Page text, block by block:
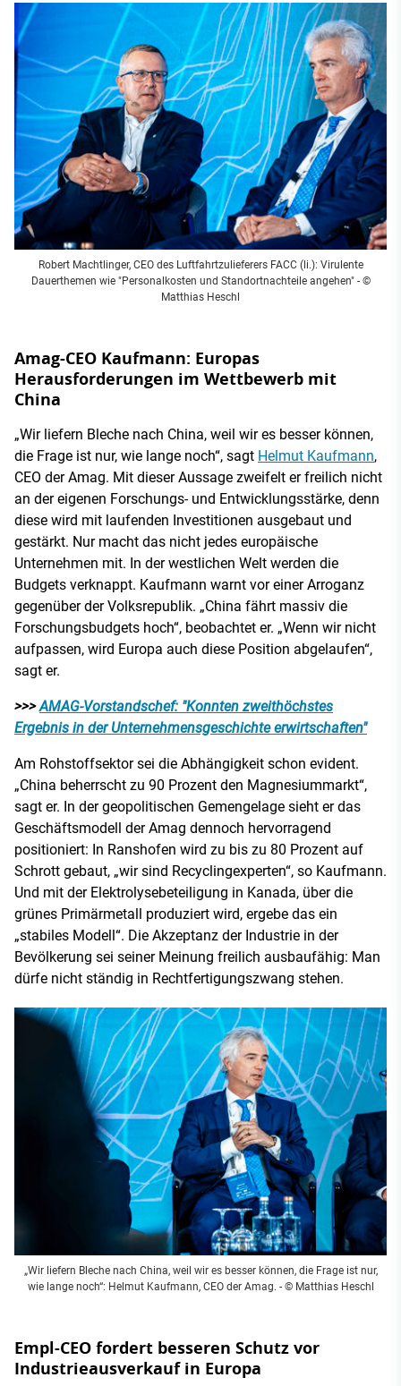
Robert Machtlinger, CEO des Luftfahrtzulieferers FACC (li.): Virulente
Dauerthemen wie "Personalkosten und Standortnachteile angehen" - ©
Matthias Heschl
Amag-CEO Kaufmann: Europas
Herausforderungen im Wettbewerb mit
China
„Wir liefern Bleche nach China, weil wir es besser können,
die Frage ist nur, wie lange noch“, sagt Helmut Kaufmann,
CEO der Amag. Mit dieser Aussage zweifelt er freilich nicht
an der eigenen Forschungs- und Entwicklungsstärke, denn
diese wird mit laufenden Investitionen ausgebaut und
gestärkt. Nur macht das nicht jedes europäische
Unternehmen mit. In der westlichen Welt werden die
Budgets verknappt. Kaufmann warnt vor einer Arroganz
gegenüber der Volksrepublik. „China fährt massiv die
Forschungsbudgets hoch“, beobachtet er. „Wenn wir nicht
aufpassen, wird Europa auch diese Position abgelaufen“,
sagt er.
>>>AMAG-Vorstandschef: "Konnten zweithöchstes
Ergebnis in der Unternehmensgeschichte erwirtschaften"
Am Rohstoffsektor sei die Abhängigkeit schon evident.
„China beherrscht zu 90 Prozent den Magnesiummarkt“,
sagt er. In der geopolitischen Gemengelage sieht er das
Geschäftsmodell der Amag dennoch hervorragend
positioniert: In Ranshofen wird zu bis zu 80 Prozent auf
Schrott gebaut, „wir sind Recyclingexperten“, so Kaufmann.
Und mit der Elektrolysebeteiligung in Kanada, über die
grünes Primärmetall produziert wird, ergebe das ein
„stabiles Modell“. Die Akzeptanz der Industrie in der
Bevölkerung sei seiner Meinung freilich ausbaufähig: Man
dürfe nicht ständig in Rechtfertigungszwang stehen.
„Wir liefern Bleche nach China, weil wir es besser können, die Frage ist nur,
wie lange noch“: Helmut Kaufmann, CEO der Amag. - © Matthias Heschl
Empl-CEO fordert besseren Schutz vor
Industrieausverkauf in Europa